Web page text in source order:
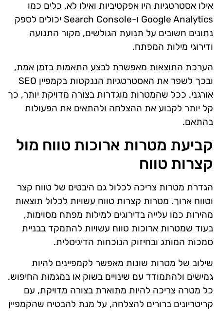
אילו אסטרטגיות היו אפקטיביות ואילו לא. כלים כמו
Google Analytics ו-Search Console יכולים לספק
נתונים חשובים על תנועת הגולשים, מקור התנועה
ודירוגי מילות המפתח.
הערכת התוצאות מאפשרת לבצע התאמות בזמן אמת,
ובכך לשפר את האסטרטגיות הננקטות בקמפיין SEO
אורגני. ככל שהמטרות מוגדרות בצורה מדויקת יותר, כך
קל יותר לקבוע את ההצלחה ולהתאים את הפעולות
בהתאם.
קביעת מטרות ארוכות טווח מול
קצרות טווח
הגדרת מטרות צריכה לכלול גם היבטים של טווח קצר
וטווח ארוך. מטרות קצרות טווח עשויות לכלול תוצאות
מהירות כמו עלייה בדירוגים למילות מפתח מסוימות,
בעוד שמטרות ארוכות טווח עשויות להתמקד בבניית
סמכות המותג ובחיזוק הנוכחות הדיגיטלית.
שילוב של מטרות שונות מאפשר לקמפיינים להיות
גמישים ולהתמודד עם שינויים בשוק או במגמות החיפוש.
כל מטרה צריכה להיות מתוארת בצורה מדויקת, עם
קריטריונים ברורים להצלחה, על מנת להבטיח שהקמפיין